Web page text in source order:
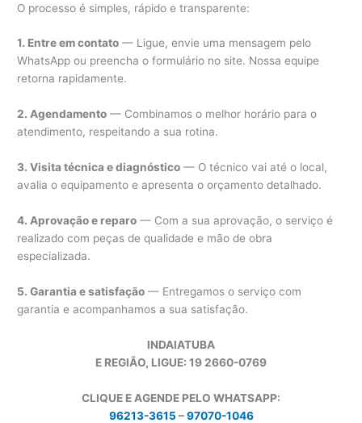
O processo é simples, rápido e transparente:
1. Entre em contato — Ligue, envie uma mensagem pelo
WhatsApp ou preencha o formulário no site. Nossa equipe
retorna rapidamente.
2. Agendamento — Combinamos o melhor horário para o
atendimento, respeitando a sua rotina.
3. Visita técnica e diagnóstico — O técnico vai até o local,
avalia o equipamento e apresenta o orçamento detalhado.
4. Aprovação e reparo — Com a sua aprovação, o serviço é
realizado com peças de qualidade e mão de obra
especializada.
5. Garantia e satisfação — Entregamos o serviço com
garantia e acompanhamos a sua satisfação.
INDAIATUBA
E REGIÃO, LIGUE: 19 2660-0769
CLIQUE E AGENDE PELO WHATSAPP:
96213-3615 –97070-1046